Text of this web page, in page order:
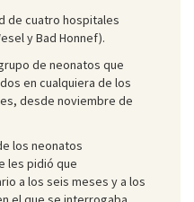
de cuatro hospitales
y Bad Honnef).
de neonatos que
en cualquiera de los
desde noviembre de
los neonatos
les pidió que
a los seis meses y a los